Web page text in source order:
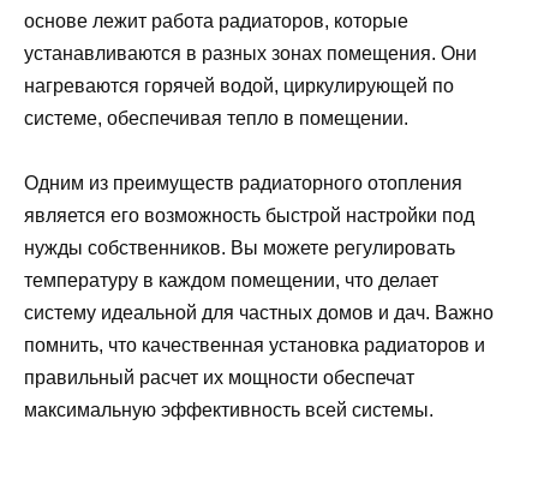
основе лежит работа радиаторов, которые
устанавливаются в разных зонах помещения. Они
нагреваются горячей водой, циркулирующей по
системе, обеспечивая тепло в помещении.
Одним из преимуществ радиаторного отопления
является его возможность быстрой настройки под
нужды собственников. Вы можете регулировать
температуру в каждом помещении, что делает
систему идеальной для частных домов и дач. Важно
помнить, что качественная установка радиаторов и
правильный расчет их мощности обеспечат
максимальную эффективность всей системы.